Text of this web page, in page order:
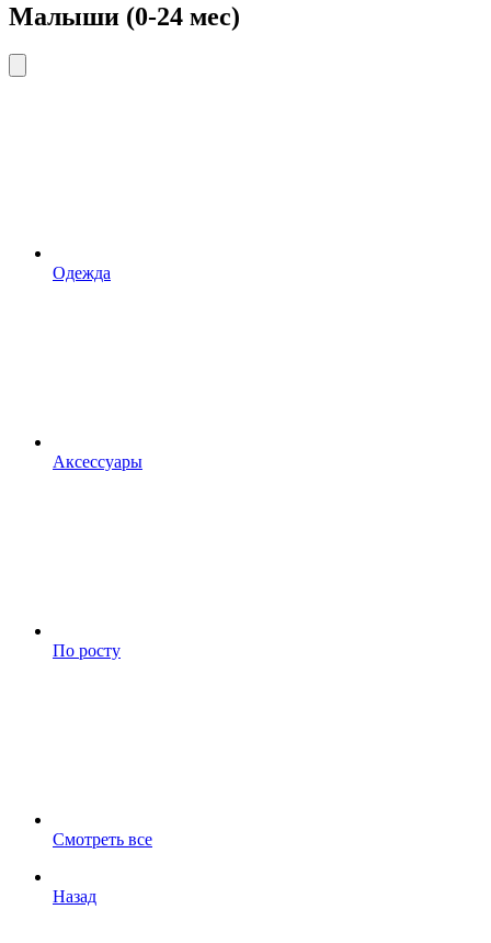
Малыши (0-24 мес)
Одежда
Аксессуары
По росту
Смотреть все
Назад